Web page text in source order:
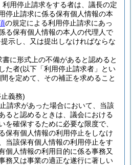
用停止請求をする者は、議長の定
停止請求に係る保有個人情報の本
の規定による利用停止請求にあっ
る保有個人情報の本人の代理人で
示し、又は提出しなければならな
に形式上の不備があると認めると
た者(以下「利用停止請求者」とい
を定めて、その補正を求めること
義務)
請求があった場合において、当該
ると認めるときは、議会における
を確保するために必要な限度で、
保有個人情報の利用停止をしなけ
当該保有個人情報の利用停止をす
個人情報の利用目的に係る事務又
務又は事業の適正な遂行に著しい